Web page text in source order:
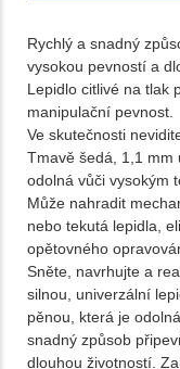
Rychlý a snadný
vysokou pevností a
Lepidlo citlivé na tlak
manipulační pevnost.
Ve skutečnosti
Tmavě šedá, 1,1 mm
odolná vůči vysokým
Může nahradit
nebo tekutá lepidla,
opětovného
Sněte, navrhujte a
silnou, univerzální
pěnou, která je
snadný způsob
dlouhou životností.